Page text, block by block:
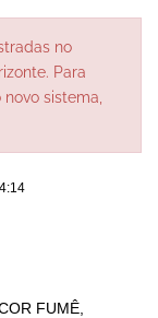
no
Para
sistema,
FUMÊ,